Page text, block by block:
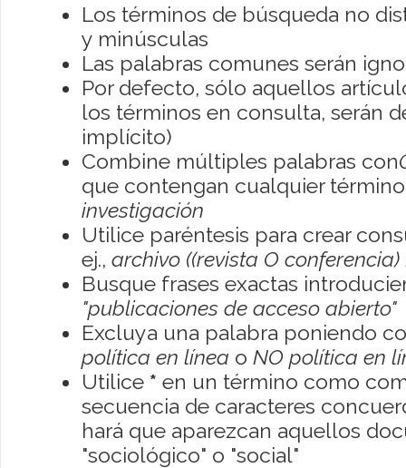
Los términos de búsqueda no
y minúsculas
Las palabras comunes serán
Por defecto, sólo aquellos
los términos en consulta, serán
implícito)
Combine múltiples palabras con
que contengan cualquier
investigación
Utilice paréntesis para crear
ej., archivo ((revista O conferencia)
Busque frases exactas
"publicaciones de acceso abierto"
Excluya una palabra poniendo
política en línea o NO política en
Utilice * en un término como
secuencia de caracteres
hará que aparezcan aquellos
"sociológico" o "social"